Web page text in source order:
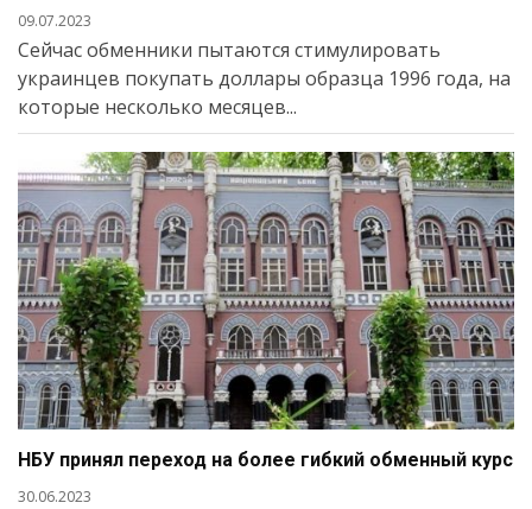
09.07.2023
Сейчас обменники пытаются стимулировать
украинцев покупать доллары образца 1996 года, на
которые несколько месяцев...
НБУ принял переход на более гибкий обменный курс
30.06.2023